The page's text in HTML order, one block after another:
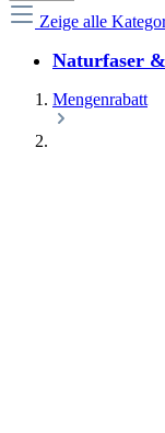
Zeige alle
Naturfaser
Mengenrabatt